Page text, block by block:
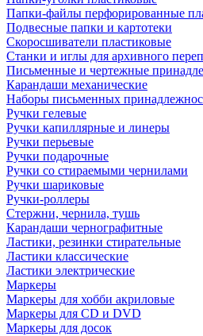
Папки-файлы перфорированные
Подвесные папки и картотеки
Скоросшиватели пластиковые
Станки и иглы для архивного
Письменные и чертежные
Карандаши механические
Наборы письменных
Ручки гелевые
Ручки капиллярные и линеры
Ручки перьевые
Ручки подарочные
Ручки со стираемыми чернилами
Ручки шариковые
Ручки-роллеры
Стержни, чернила, тушь
Карандаши чернографитные
Ластики, резинки стирательные
Ластики классические
Ластики электрические
Маркеры
Маркеры для хобби акриловые
Маркеры для CD и DVD
Маркеры для досок